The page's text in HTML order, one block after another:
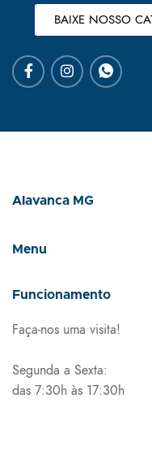
BAIXE NOSSO
Alavanca MG
Menu
Funcionamento
Faça-nos uma visita!
Segunda a Sexta:
das 7:30h às 17:30h